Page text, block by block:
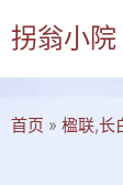
拐翁小院
首页 » 楹联,长